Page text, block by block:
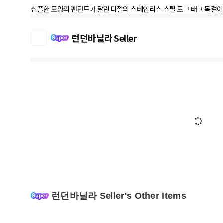
심플한 모양의 팬던트가 달린 디젤의 스테인리스 스틸 도그 태그 목걸
런던바닐라 Seller
런던바닐라 Seller's Other Items